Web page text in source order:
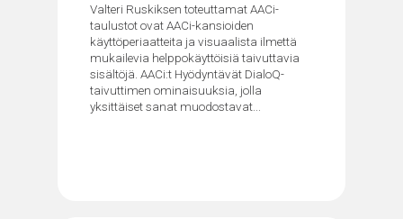
Valteri Ruskiksen toteuttamat AACi-
taulustot ovat AACi-kansioiden
käyttöperiaatteita ja visuaalista ilmettä
mukailevia helppokäyttöisiä taivuttavia
sisältöjä. AACi:t Hyödyntävät DialoQ-
taivuttimen ominaisuuksia, jolla
yksittäiset sanat muodostavat...